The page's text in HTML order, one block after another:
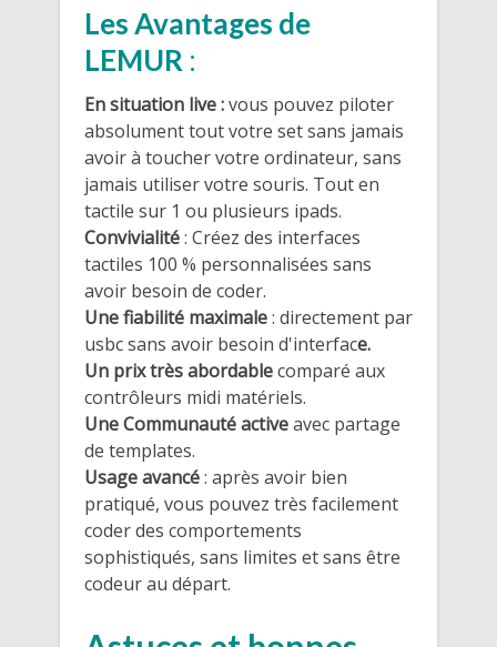
Les Avantages de
LEMUR :
En situation live :vous pouvez piloter
absolument tout votre set sans jamais
avoir à toucher votre ordinateur, sans
jamais utiliser votre souris. Tout en
tactile sur 1 ou plusieurs ipads.
Convivialité: Créez des interfaces
tactiles 100 % personnalisées sans
avoir besoin de coder.
Une fiabilité maximale: directement par
usbc sans avoir besoin d'interface.
Un prix très abordablecomparé aux
contrôleurs midi matériels.
Une Communauté activeavec partage
de templates.
Usage avancé: après avoir bien
pratiqué, vous pouvez très facilement
coder des comportements
sophistiqués, sans limites et sans être
codeur au départ.